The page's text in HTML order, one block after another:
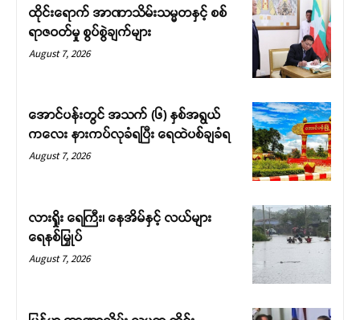
ထိုင်းရောက် အာဏာသိမ်းသမ္မတနှင့် စစ်
ရာဇဝတ်မှု စွပ်စွဲချက်များ
August 7, 2026
အောင်ပန်းတွင် အသက် (၆) နှစ်အရွယ်
ကလေး နားကပ်လုခံရပြီး ရေထဲပစ်ချခံရ
August 7, 2026
လားရှိုး ရေကြီး၊ နေအိမ်နှင့် လယ်များ
ရေနစ်မြှုပ်
August 7, 2026